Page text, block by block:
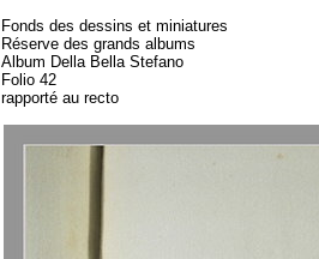
Fonds des dessins et miniatures
Réserve des grands albums
Album Della Bella Stefano
Folio 42
rapporté au recto